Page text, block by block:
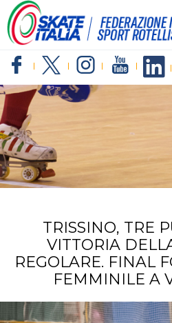
TRISSINO, TRE
VITTORIA
REGOLARE. FINAL
FEMMINILE A